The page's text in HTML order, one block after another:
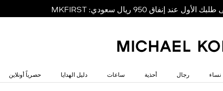
نساء رجال أحذية ساعات دليل الهدايا حصرياً أونلاين